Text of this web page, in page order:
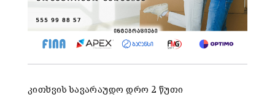
კითხვის სავარაუდო დრო 2 წუთი